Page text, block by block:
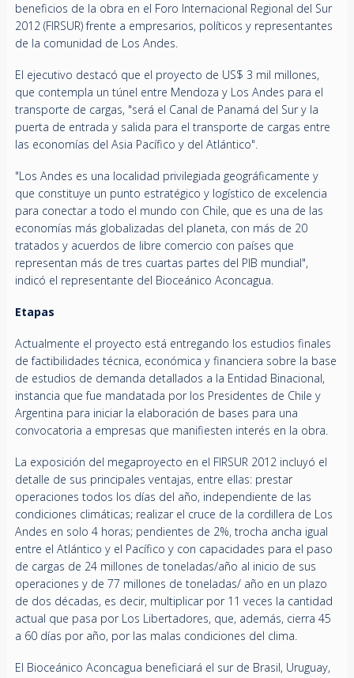
beneficios de la obra en el Foro Internacional Regional del Sur
2012 (FIRSUR) frente a empresarios, políticos y representantes
de la comunidad de Los Andes.
El ejecutivo destacó que el proyecto de US$ 3 mil millones,
que contempla un túnel entre Mendoza y Los Andes para el
transporte de cargas, "será el Canal de Panamá del Sur y la
puerta de entrada y salida para el transporte de cargas entre
las economías del Asia Pacífico y del Atlántico".
"Los Andes es una localidad privilegiada geográficamente y
que constituye un punto estratégico y logístico de excelencia
para conectar a todo el mundo con Chile, que es una de las
economías más globalizadas del planeta, con más de 20
tratados y acuerdos de libre comercio con países que
representan más de tres cuartas partes del PIB mundial",
indicó el representante del Bioceánico Aconcagua.
Etapas
Actualmente el proyecto está entregando los estudios finales
de factibilidades técnica, económica y financiera sobre la base
de estudios de demanda detallados a la Entidad Binacional,
instancia que fue mandatada por los Presidentes de Chile y
Argentina para iniciar la elaboración de bases para una
convocatoria a empresas que manifiesten interés en la obra.
La exposición del megaproyecto en el FIRSUR 2012 incluyó el
detalle de sus principales ventajas, entre ellas: prestar
operaciones todos los días del año, independiente de las
condiciones climáticas; realizar el cruce de la cordillera de Los
Andes en solo 4 horas; pendientes de 2%, trocha ancha igual
entre el Atlántico y el Pacífico y con capacidades para el paso
de cargas de 24 millones de toneladas/año al inicio de sus
operaciones y de 77 millones de toneladas/ año en un plazo
de dos décadas, es decir, multiplicar por 11 veces la cantidad
actual que pasa por Los Libertadores, que, además, cierra 45
a 60 días por año, por las malas condiciones del clima.
El Bioceánico Aconcagua beneficiará el sur de Brasil, Uruguay,